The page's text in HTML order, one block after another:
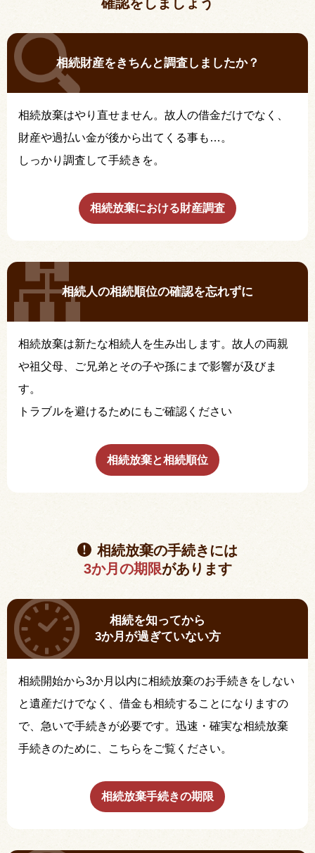
相続財産をきちんと調査しましたか？
相続放棄はやり直せません。故人の借金だけでなく、
財産や過払い金が後から出てくる事も…。
しっかり調査して手続きを。
相続放棄における財産調査
相続人の相続順位の確認を忘れずに
相続放棄は新たな相続人を生み出します。故人の両親
や祖父母、ご兄弟とその子や孫にまで影響が及びま
す。
トラブルを避けるためにもご確認ください
相続放棄と相続順位
相続放棄の手続きには
3か月の期限があります
相続を知ってから
3か月が過ぎていない方
相続開始から3か月以内に相続放棄のお手続きをしない
と遺産だけでなく、借金も相続することになりますの
で、急いで手続きが必要です。迅速・確実な相続放棄
手続きのために、こちらをご覧ください。
相続放棄手続きの期限